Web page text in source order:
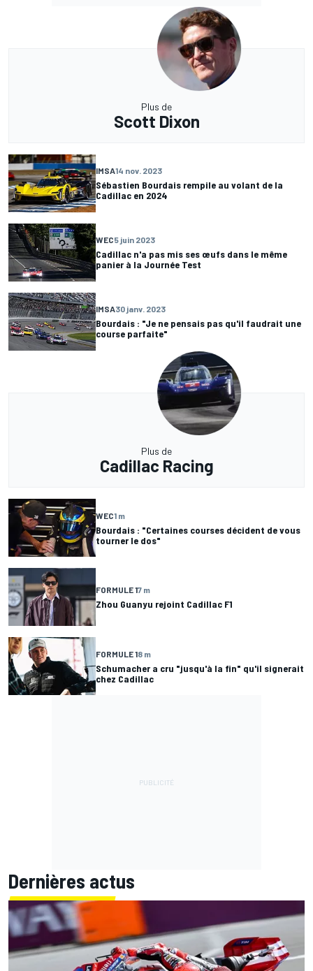
Plus de
Scott Dixon
IMSA14 nov. 2023
Sébastien Bourdais rempile au volant de la
Cadillac en 2024
WEC5 juin 2023
Cadillac n'a pas mis ses œufs dans le même
panier à la Journée Test
IMSA30 janv. 2023
Bourdais : "Je ne pensais pas qu'il faudrait une
course parfaite"
Plus de
Cadillac Racing
WEC1 m
Bourdais : "Certaines courses décident de vous
tourner le dos"
FORMULE 17 m
Zhou Guanyu rejoint Cadillac F1
FORMULE 18 m
Schumacher a cru "jusqu'à la fin" qu'il signerait
chez Cadillac
Dernières actus